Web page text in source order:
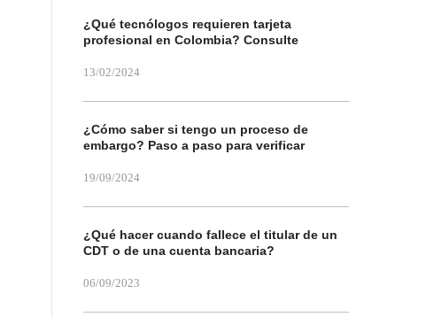
¿Qué tecnólogos requieren tarjeta
profesional en Colombia? Consulte
13/02/2024
¿Cómo saber si tengo un proceso de
embargo? Paso a paso para verificar
19/09/2024
¿Qué hacer cuando fallece el titular de un
CDT o de una cuenta bancaria?
06/09/2023